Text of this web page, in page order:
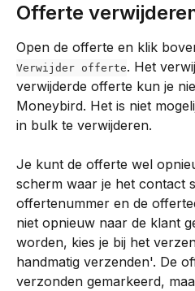
Offerte
Open de offerte en klik
Verwijder offerte. Het
verwijderde offerte kun je
Moneybird. Het is niet
in bulk te verwijderen.
Je kunt de offerte wel
scherm waar je het contact
offertenummer en de
niet opnieuw naar de klant
worden, kies je bij het
handmatig verzenden'. De
verzonden gemarkeerd,